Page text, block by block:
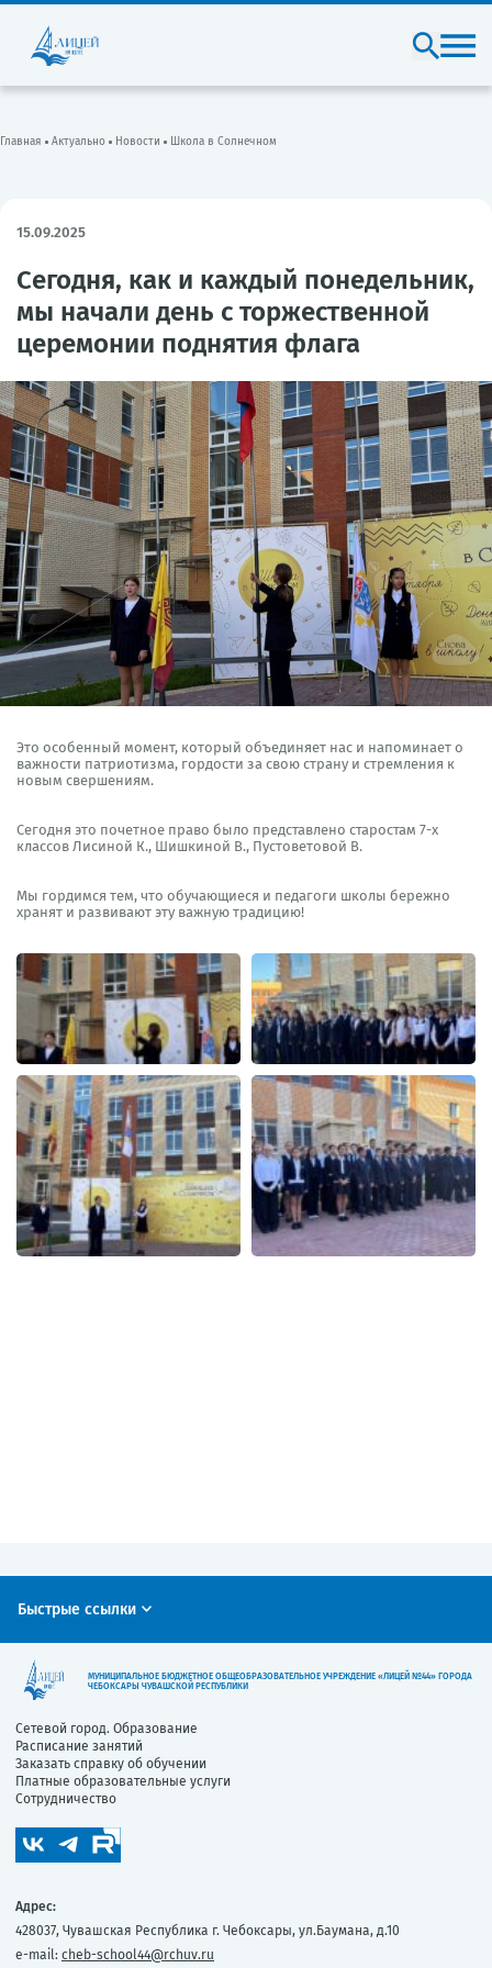
Главная Актуально Новости Школа в Солнечном
15.09.2025
Сегодня, как и каждый понедельник,
мы начали день с торжественной
церемонии поднятия флага
Это особенный момент, который объединяет нас и напоминает о
важности патриотизма, гордости за свою страну и стремления к
новым свершениям.
Сегодня это почетное право было представлено старостам 7-х
классов Лисиной К., Шишкиной В., Пустоветовой В.
Мы гордимся тем, что обучающиеся и педагоги школы бережно
хранят и развивают эту важную традицию!
Быстрые ссылки
МУНИЦИПАЛЬНОЕ БЮДЖЕТНОЕ ОБЩЕОБРАЗОВАТЕЛЬНОЕ УЧРЕЖДЕНИЕ «ЛИЦЕЙ №44» ГОРОДА
ЧЕБОКСАРЫ ЧУВАШСКОЙ РЕСПУБЛИКИ
Сетевой город. Образование
Расписание занятий
Заказать справку об обучении
Платные образовательные услуги
Сотрудничество
Адрес:
428037, Чувашская Республика г. Чебоксары, ул.Баумана, д.10
e-mail: cheb-school44@rchuv.ru